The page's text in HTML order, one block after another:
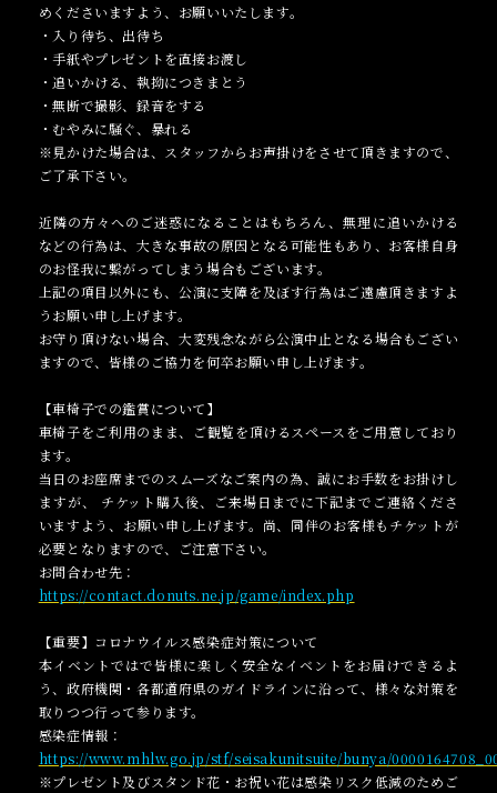
めくださいますよう、お願いいたします。
・入り待ち、出待ち
・手紙やプレゼントを直接お渡し
・追いかける、執拗につきまとう
・無断で撮影、録音をする
・むやみに騒ぐ、暴れる
※見かけた場合は、スタッフからお声掛けをさせて頂きますので、
ご了承下さい。
近隣の方々へのご迷惑になることはもちろん、無理に追いかける
などの行為は、大きな事故の原因となる可能性もあり、お客様自身
のお怪我に繋がってしまう場合もございます。
上記の項目以外にも、公演に支障を及ぼす行為はご遠慮頂きますよ
うお願い申し上げます。
お守り頂けない場合、大変残念ながら公演中止となる場合もござい
ますので、皆様のご協力を何卒お願い申し上げます。
【車椅子での鑑賞について】
車椅子をご利用のまま、ご観覧を頂けるスペースをご用意しており
ます。
当日のお座席までのスムーズなご案内の為、誠にお手数をお掛けし
ますが、 チケット購入後、ご来場日までに下記までご連絡くださ
いますよう、お願い申し上げます。尚、同伴のお客様もチケットが
必要となりますので、ご注意下さい。
お問合わせ先：
https://contact.donuts.ne.jp/game/index.php
【重要】コロナウイルス感染症対策について
本イベントではで皆様に楽しく安全なイベントをお届けできるよ
う、政府機関・各都道府県のガイドラインに沿って、様々な対策を
取りつつ行って参ります。
感染症情報：
https://www.mhlw.go.jp/stf/seisakunitsuite/bunya/
※プレゼント及びスタンド花・お祝い花は感染リスク低減のためご